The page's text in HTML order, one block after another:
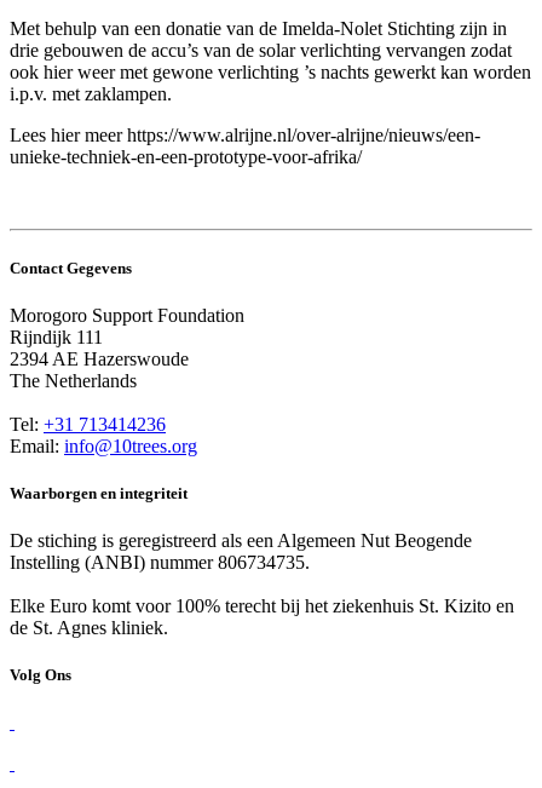
Met behulp van een donatie van de Imelda-Nolet Stichting zijn in
drie gebouwen de accu’s van de solar verlichting vervangen zodat
ook hier weer met gewone verlichting ’s nachts gewerkt kan worden
i.p.v. met zaklampen.
Lees hier meer https://www.alrijne.nl/over-alrijne/nieuws/een-
unieke-techniek-en-een-prototype-voor-afrika/
Contact Gegevens
Morogoro Support Foundation
Rijndijk 111
2394 AE Hazerswoude
The Netherlands
Tel: +31 713414236
Email: info@10trees.org
Waarborgen en integriteit
De stiching is geregistreerd als een Algemeen Nut Beogende
Instelling (ANBI) nummer 806734735.
Elke Euro komt voor 100% terecht bij het ziekenhuis St. Kizito en
de St. Agnes kliniek.
Volg Ons